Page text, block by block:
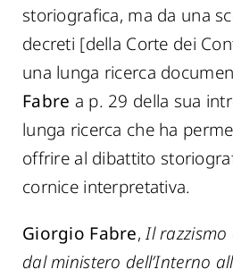
storiografica, ma da una
decreti [della Corte dei
una lunga ricerca
Fabre a p. 29 della sua
lunga ricerca che ha
offrire al dibattito
cornice interpretativa.
Giorgio Fabre, Il razzismo
dal ministero dell’Interno